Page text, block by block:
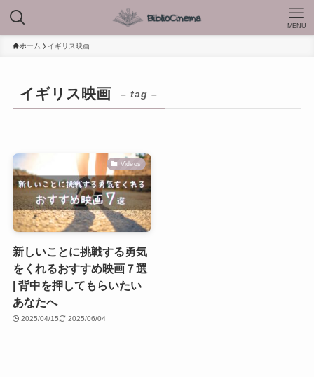
MENU
ホーム イギリス映画
イギリス映画 – tag –
Videos
新しいことに挑戦する勇気
をくれるおすすめ映画７選
| 背中を押してもらいたい
あなたへ
2025/04/15 2025/06/04